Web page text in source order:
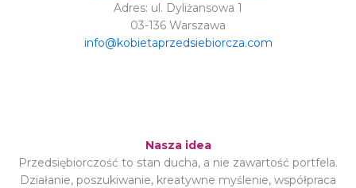
Adres: ul. Dyliżansowa 1
03-136 Warszawa
info@kobietaprzedsiebiorcza.com
Nasza idea
Przedsiębiorczość to stan ducha, a nie zawartość portfela.
Działanie, poszukiwanie, kreatywne myślenie, współpraca